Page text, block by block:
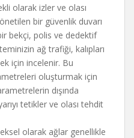
olarak izler ve olası
bir güvenlik duvarı
bekçi, polis ve dedektif
ağ trafiği, kalıpları
için incelenir. Bu
oluşturmak için
dışında
tetikler ve olası tehdit
olarak ağlar genellikle